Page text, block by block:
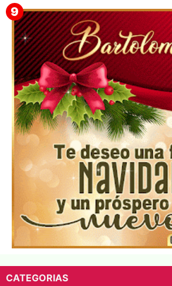
Te deseo una Feliz Navidad Marlene
CATEGORIAS